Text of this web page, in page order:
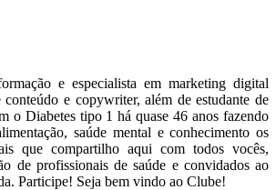
e especialista em marketing digital
e copywriter, além de estudante de
o Diabetes tipo 1 há quase 46 anos fazendo
saúde mental e conhecimento os
que compartilho aqui com todos vocês,
de profissionais de saúde e convidados ao
Participe! Seja bem vindo ao Clube!